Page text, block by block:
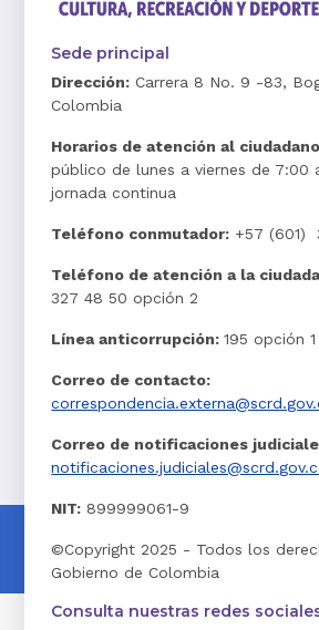
Sede principal
Dirección: Carrera 8 No. 9 -83,
Colombia
Horarios de atención al
público de lunes a viernes de 7:00
jornada continua
Teléfono conmutador: +57 (601)
Teléfono de atención a la
327 48 50 opción 2
Línea anticorrupción:195 opción
Correo de contacto:
Correo de notificaciones
NIT: 899999061-9
©Copyright 2025 - Todos los
Gobierno de Colombia
Consulta nuestras redes